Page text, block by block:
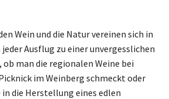
Wein und die Natur vereinen sich in
jeder Ausflug zu einer unvergesslichen
man die regionalen Weine bei
im Weinberg schmeckt oder
die Herstellung eines edlen